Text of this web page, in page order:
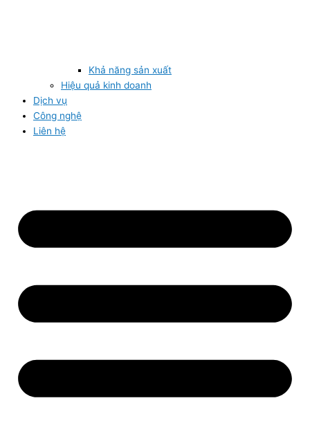
Khả năng sản xuất
Hiệu quả kinh doanh
Dịch vụ
Công nghệ
Liên hệ